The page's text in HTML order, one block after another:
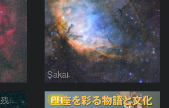
Sakai
SNR G65.3+5.7 超新星残骸 アルビレオ周辺 はくちょう座 PR